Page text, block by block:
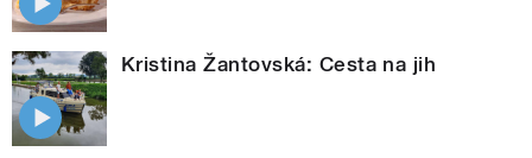
Kristina Žantovská: Cesta na jih